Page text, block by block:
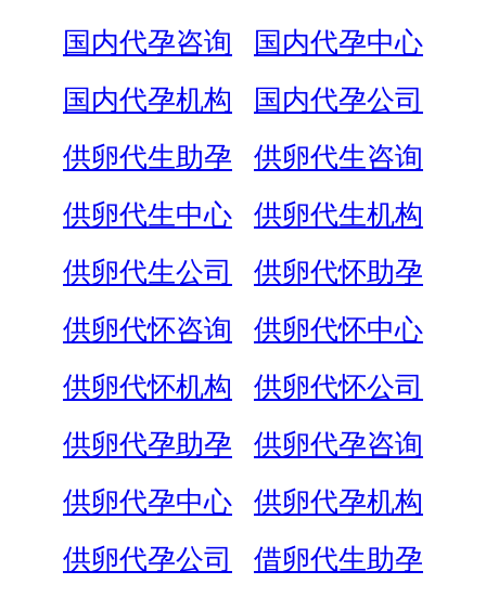
国内代孕咨询
国内代孕中心
国内代孕机构
国内代孕公司
供卵代生助孕
供卵代生咨询
供卵代生中心
供卵代生机构
供卵代生公司
供卵代怀助孕
供卵代怀咨询
供卵代怀中心
供卵代怀机构
供卵代怀公司
供卵代孕助孕
供卵代孕咨询
供卵代孕中心
供卵代孕机构
供卵代孕公司
借卵代生助孕